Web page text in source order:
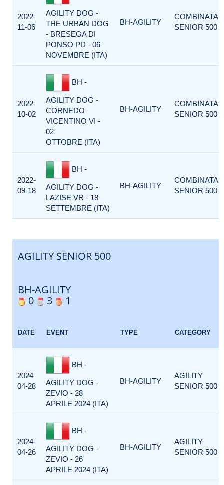
2022-
11-06
AGILITY DOG -
THE URBAN DOG
- BRESEGA DI
PONSO PD - 06
NOVEMBRE (ITA)
BH-AGILITY
COMBINATA
SENIOR 500
2022-
10-02
BH -
AGILITY DOG -
CORNEDO
VICENTINO VI -
02
OTTOBRE (ITA)
BH-AGILITY
COMBINATA
SENIOR 500
2022-
09-18
BH -
AGILITY DOG -
LAZISE VR - 18
SETTEMBRE (ITA)
BH-AGILITY
COMBINATA
SENIOR 500
AGILITY SENIOR 500
BH-AGILITY
0
3 1
DATE EVENT TYPE CATEGORY
2024-
04-28
BH -
AGILITY DOG -
ZEVIO - 28
APRILE 2024 (ITA)
BH-AGILITY
AGILITY
SENIOR 500
2024-
04-26
BH -
AGILITY DOG -
ZEVIO - 26
APRILE 2024 (ITA)
BH-AGILITY
AGILITY
SENIOR 500